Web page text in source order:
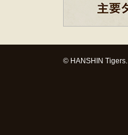
© HANSHIN Tigers.